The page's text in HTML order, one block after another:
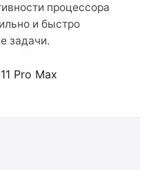
процессора
и быстро
задачи.